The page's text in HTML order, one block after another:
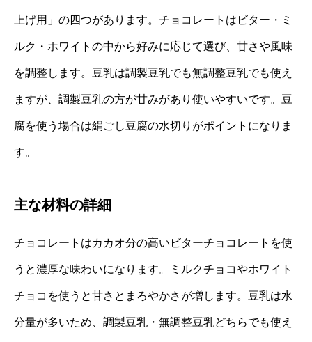
上げ用」の四つがあります。チョコレートはビター・ミ
ルク・ホワイトの中から好みに応じて選び、甘さや風味
を調整します。豆乳は調製豆乳でも無調整豆乳でも使え
ますが、調製豆乳の方が甘みがあり使いやすいです。豆
腐を使う場合は絹ごし豆腐の水切りがポイントになりま
す。
主な材料の詳細
チョコレートはカカオ分の高いビターチョコレートを使
うと濃厚な味わいになります。ミルクチョコやホワイト
チョコを使うと甘さとまろやかさが増します。豆乳は水
分量が多いため、調製豆乳・無調整豆乳どちらでも使え